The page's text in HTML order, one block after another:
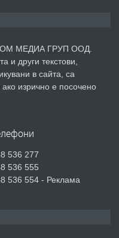
преди 3 дни
НА МЕБЕЛИ.
обзаведен
МЕДИА ГРУП ООД.
и други текстови,
в сайта, са
изрично е посочено
536 277
536 555
536 554 - Реклама